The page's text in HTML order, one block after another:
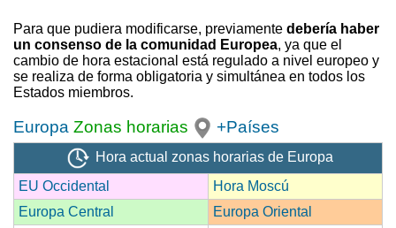
Para que pudiera modificarse, previamente debería haber
un consenso de la comunidad Europea, ya que el
cambio de hora estacional está regulado a nivel europeo y
se realiza de forma obligatoria y simultánea en todos los
Estados miembros.
Europa Zonas horarias +Países
Hora actual zonas horarias de Europa
EU Occidental
Hora Moscú
Europa Central
Europa Oriental